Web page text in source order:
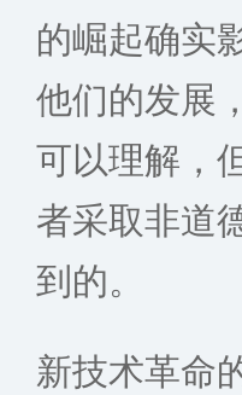
的崛起确实
他们的发展
可以理解，
者采取非道
到的。
新技术革命